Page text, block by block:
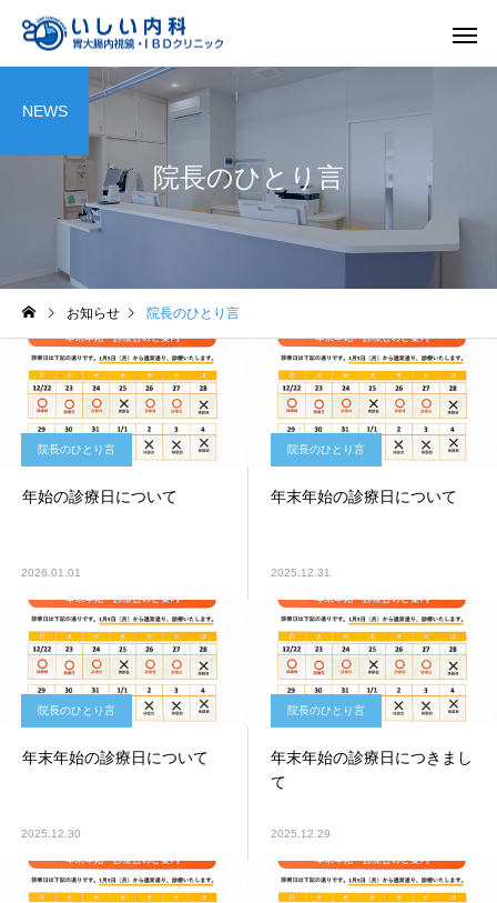
院長のひとり言
NEWS
お知らせ 院長のひとり言
院長のひとり言
年始の診療日について
2026.01.01
院長のひとり言
年末年始の診療日について
2025.12.31
院長のひとり言
年末年始の診療日について
2025.12.30
院長のひとり言
年末年始の診療日につきまし
て
2025.12.29